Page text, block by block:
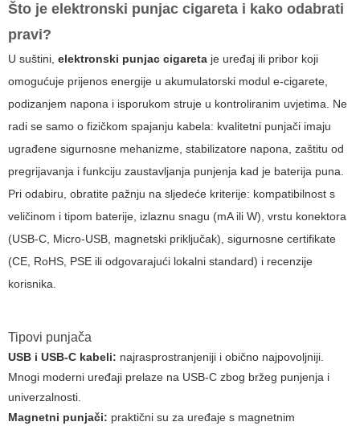
Što je elektronski punjac cigareta i kako odabrati
pravi?
U suštini, elektronski punjac cigareta je uređaj ili pribor koji
omogućuje prijenos energije u akumulatorski modul e-cigarete,
podizanjem napona i isporukom struje u kontroliranim uvjetima. Ne
radi se samo o fizičkom spajanju kabela: kvalitetni punjači imaju
ugrađene sigurnosne mehanizme, stabilizatore napona, zaštitu od
pregrijavanja i funkciju zaustavljanja punjenja kad je baterija puna.
Pri odabiru, obratite pažnju na sljedeće kriterije: kompatibilnost s
veličinom i tipom baterije, izlaznu snagu (mA ili W), vrstu konektora
(USB-C, Micro-USB, magnetski priključak), sigurnosne certifikate
(CE, RoHS, PSE ili odgovarajući lokalni standard) i recenzije
korisnika.
Tipovi punjača
USB i USB-C kabeli: najrasprostranjeniji i obično najpovoljniji.
Mnogi moderni uređaji prelaze na USB-C zbog bržeg punjenja i
univerzalnosti.
Magnetni punjači: praktični su za uređaje s magnetnim